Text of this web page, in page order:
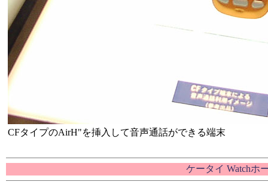
CFタイプのAirH"を挿入して音声通話ができる端末
ケータイ Watchホ